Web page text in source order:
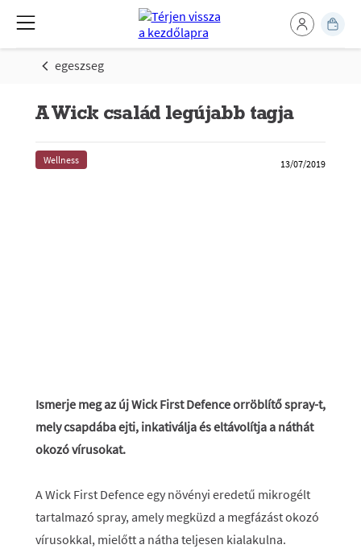
egeszseg
A Wick család legújabb tagja
Wellness 13/07/2019
Ismerje meg az új Wick First Defence orröblítő spray-t,
mely csapdába ejti, inkativálja és eltávolítja a náthát
okozó vírusokat.
A Wick First Defence egy növényi eredetű mikrogélt
tartalmazó spray, amely megküzd a megfázást okozó
vírusokkal, mielőtt a nátha teljesen kialakulna.